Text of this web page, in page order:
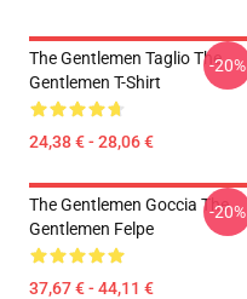
The Gentlemen Taglio The
Gentlemen T-Shirt
24,38 € - 28,06 €
-20%
The Gentlemen Goccia The
Gentlemen Felpe
37,67 € - 44,11 €
-20%